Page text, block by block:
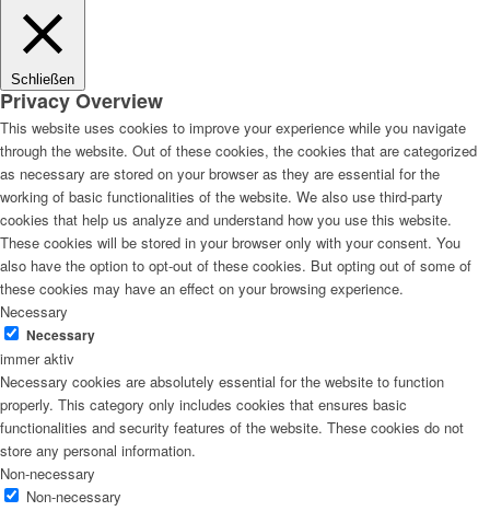
Schließen
Privacy Overview
This website uses cookies to improve your experience while you navigate
through the website. Out of these cookies, the cookies that are categorized
as necessary are stored on your browser as they are essential for the
working of basic functionalities of the website. We also use third-party
cookies that help us analyze and understand how you use this website.
These cookies will be stored in your browser only with your consent. You
also have the option to opt-out of these cookies. But opting out of some of
these cookies may have an effect on your browsing experience.
Necessary
Necessary
immer aktiv
Necessary cookies are absolutely essential for the website to function
properly. This category only includes cookies that ensures basic
functionalities and security features of the website. These cookies do not
store any personal information.
Non-necessary
Non-necessary